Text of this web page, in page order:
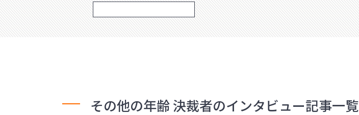
その他の年齢 決裁者のインタビュー記事一覧